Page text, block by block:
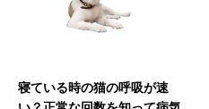
寝ている時の猫の呼吸が速